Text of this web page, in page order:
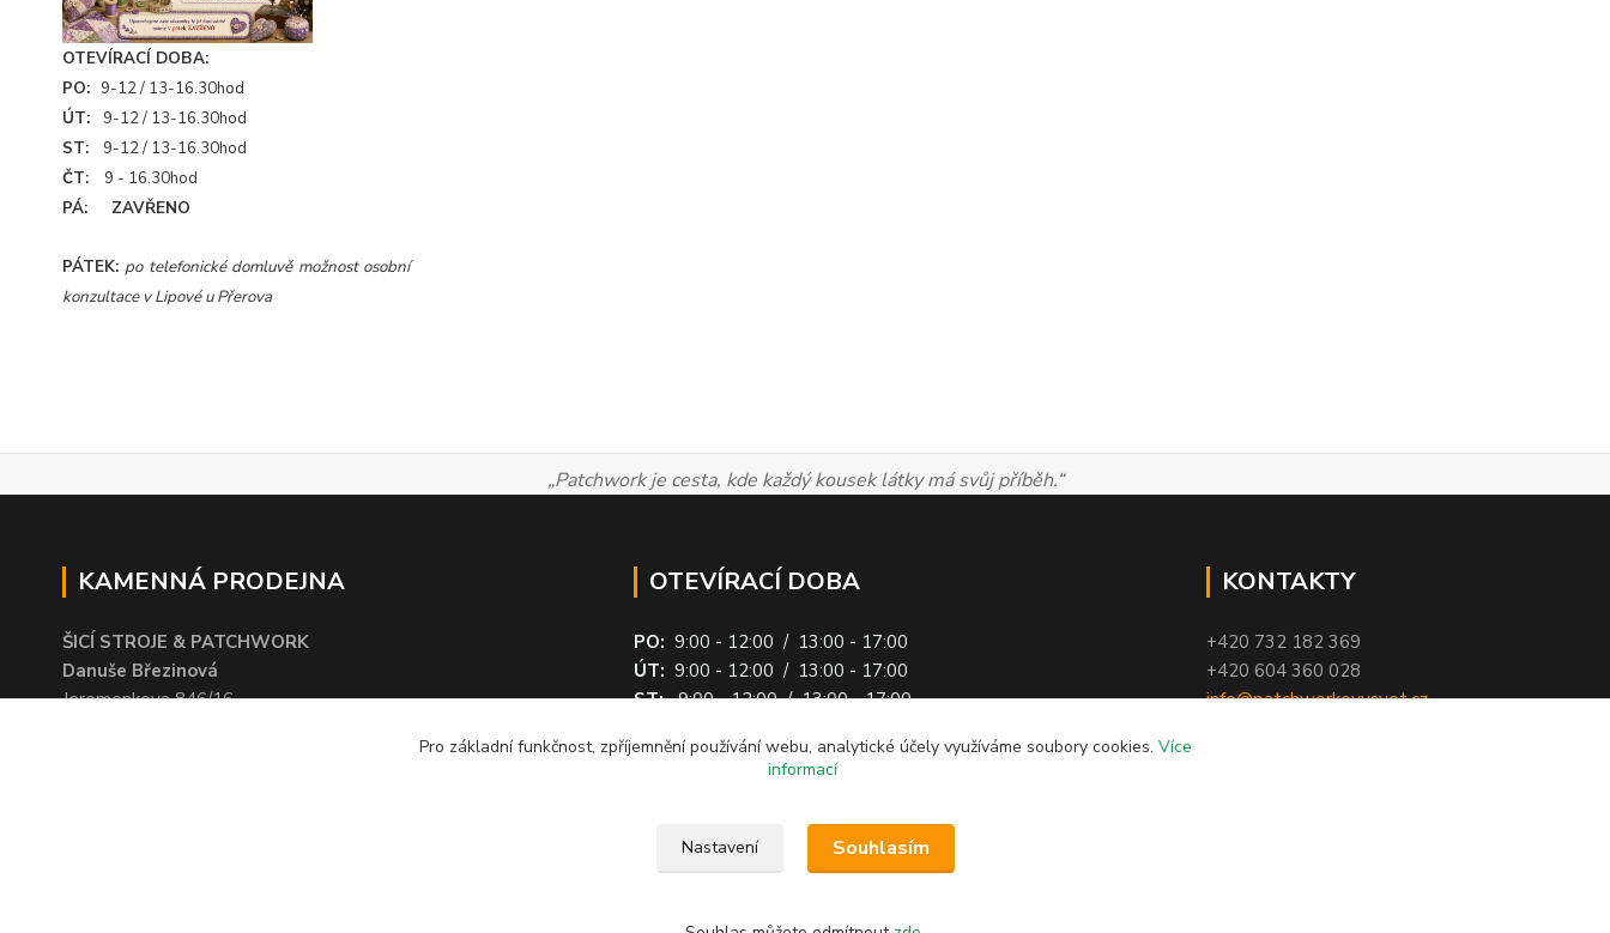
OTEVÍRACÍ DOBA:
PO: 9-12 / 13-16.30hod
ÚT:
9-12 / 13-16.30hod
ST:
9-12 / 13-16.30hod
ČT:
9 - 16.30hod
PÁ: ZAVŘENO
PÁTEK:po telefonické domluvě možnost osobní
konzultace v Lipové u Přerova
„Patchwork je cesta, kde každý kousek látky má svůj příběh.“
KAMENNÁ PRODEJNA
ŠICÍ STROJE & PATCHWORK
Danuše Březinová
Jeremenkova 846/16
OTEVÍRACÍ DOBA
PO: 9:00 - 12:00 / 13:00 - 17:00
ÚT:9:00 - 12:00 / 13:00 - 17:00
ST:9:00 - 12:00 / 13:00 - 17:00
PÁ: ZAVŘENO(quiltování v Lipové)
KONTAKTY
+420 732 182 369
+420 604 360 028
info@patchworkovysvet.cz
Pro základní funkčnost, zpříjemnění používání webu, analytické účely využíváme soubory cookies. Více
informací
Nastavení Souhlasím